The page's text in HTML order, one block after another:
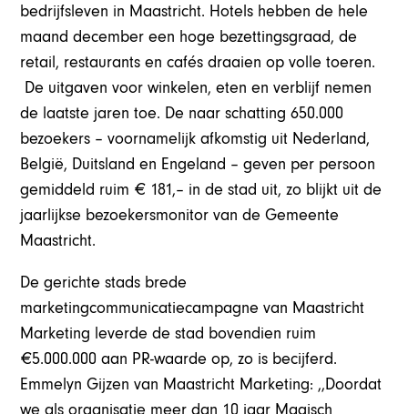
bedrijfsleven in Maastricht. Hotels hebben de hele
maand december een hoge bezettingsgraad, de
retail, restaurants en cafés draaien op volle toeren.
De uitgaven voor winkelen, eten en verblijf nemen
de laatste jaren toe. De naar schatting 650.000
bezoekers – voornamelijk afkomstig uit Nederland,
België, Duitsland en Engeland – geven per persoon
gemiddeld ruim € 181,– in de stad uit, zo blijkt uit de
jaarlijkse bezoekersmonitor van de Gemeente
Maastricht.
De gerichte stads brede
marketingcommunicatiecampagne van Maastricht
Marketing leverde de stad bovendien ruim
€5.000.000 aan PR-waarde op, zo is becijferd.
Emmelyn Gijzen van Maastricht Marketing: ,,Doordat
we als organisatie meer dan 10 jaar Magisch